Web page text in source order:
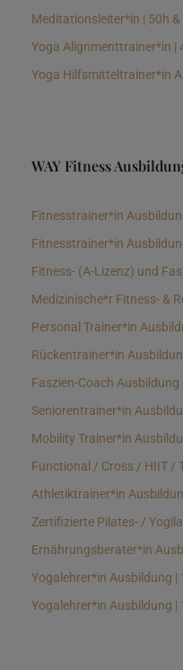
Meditationsleiter*in | 50h
Yoga Alignmenttrainer*in |
Yoga Hilfsmitteltrainer*in
WAY Fitness
Fitnesstrainer*in
Fitnesstrainer*in
Fitness- (A-Lizenz) und
Medizinische*r Fitness- &
Personal Trainer*in
Rückentrainer*in
Faszien-Coach Ausbildung
Seniorentrainer*in
Mobility Trainer*in
Functional / Cross / HIIT /
Athletiktrainer*in
Zertifizierte Pilates- /
Ernährungsberater*in
Yogalehrer*in Ausbildung |
Yogalehrer*in Ausbildung |